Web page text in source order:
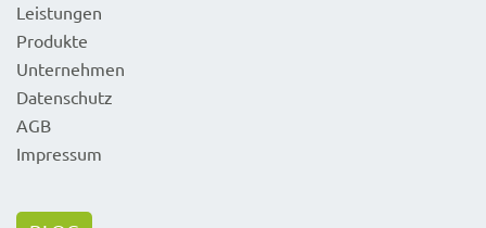
Leistungen
Produkte
Unternehmen
Datenschutz
AGB
Impressum